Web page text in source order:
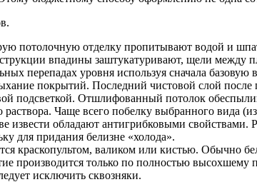
потолочную отделку пропитывают водой и
впадины заштукатуривают, щели
перепадах уровня используя сначала
покрытий. Последний чистовой слой
подсветкой. Отшлифованный потолок
Чаще всего побелку выбранного вида
извести обладают антигрибковыми
для придания белизне «холода».
краскопультом, валиком или кистью. Обычно
производится только по полностью
исключить сквозняки.